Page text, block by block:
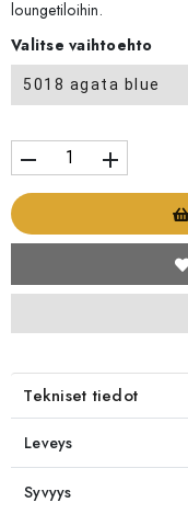
loungetiloihin.
Valitse vaihtoehto
5018 agata blue
remove add
Tekniset tiedot
Leveys
Syvyys